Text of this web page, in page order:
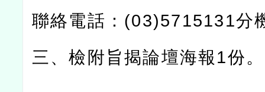
聯絡電話： (03)5715131分
三、檢附旨揭論壇海報 1份。